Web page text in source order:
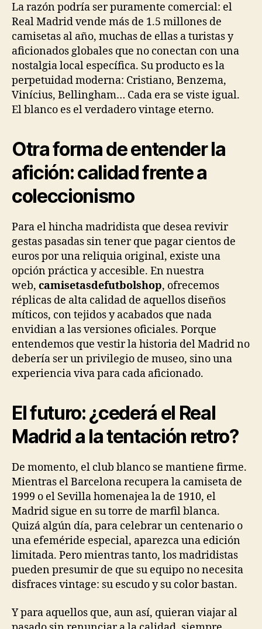
La razón podría ser puramente comercial: el
Real Madrid vende más de 1.5 millones de
camisetas al año, muchas de ellas a turistas y
aficionados globales que no conectan con una
nostalgia local específica. Su producto es la
perpetuidad moderna: Cristiano, Benzema,
Vinícius, Bellingham… Cada era se viste igual.
El blanco es el verdadero vintage eterno.
Otra forma de entender la
afición: calidad frente a
coleccionismo
Para el hincha madridista que desea revivir
gestas pasadas sin tener que pagar cientos de
euros por una reliquia original, existe una
opción práctica y accesible. En nuestra
web, camisetasdefutbolshop, ofrecemos
réplicas de alta calidad de aquellos diseños
míticos, con tejidos y acabados que nada
envidian a las versiones oficiales. Porque
entendemos que vestir la historia del Madrid no
debería ser un privilegio de museo, sino una
experiencia viva para cada aficionado.
El futuro: ¿cederá el Real
Madrid a la tentación retro?
De momento, el club blanco se mantiene firme.
Mientras el Barcelona recupera la camiseta de
1999 o el Sevilla homenajea la de 1910, el
Madrid sigue en su torre de marfil blanca.
Quizá algún día, para celebrar un centenario o
una efeméride especial, aparezca una edición
limitada. Pero mientras tanto, los madridistas
pueden presumir de que su equipo no necesita
disfraces vintage: su escudo y su color bastan.
Y para aquellos que, aun así, quieran viajar al